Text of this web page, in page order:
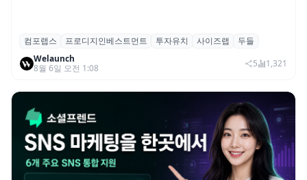
컴포랩스, 프로디지인베스트먼트로부터 시
드 투자 유치
컴포랩스 프로디지인베스트먼트 투자유치 사이즈랩
두들
Welaunch
8월 6일 오전 1:08
5 1,321